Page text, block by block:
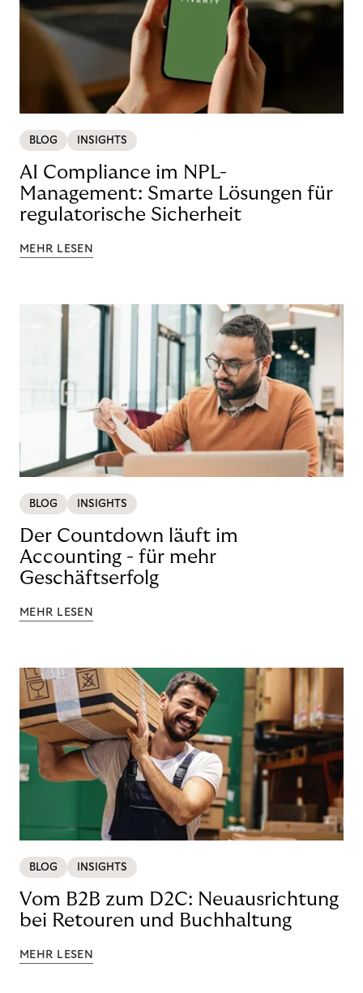
BLOG INSIGHTS
AI Compliance im NPL-
Management: Smarte Lösungen für
regulatorische Sicherheit
MEHR LESEN
BLOG INSIGHTS
Der Countdown läuft im
Accounting - für mehr
Geschäftserfolg
MEHR LESEN
BLOG INSIGHTS
Vom B2B zum D2C: Neuausrichtung
bei Retouren und Buchhaltung
MEHR LESEN